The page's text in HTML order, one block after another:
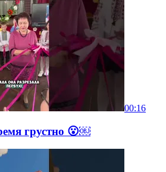
00:16
грустно 😮￼